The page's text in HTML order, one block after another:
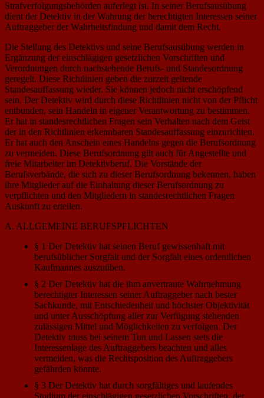
Strafverfolgungsbehörden auferlegt ist. In seiner Berufsausübung
dient der Detektiv in der Wahrung der berechtigten Interessen seiner
Auftraggeber der Wahrheitsfindung und damit dem Recht.
Die Stellung des Detektivs und seine Berufsausübung werden in
Ergänzung der einschlägigen gesetzlichen Vorschriften und
Verordnungen durch nachstehende Berufs- und Standesordnung
geregelt. Diese Richtlinien geben die zurzeit geltende
Standesauffassung wieder. Sie können jedoch nicht erschöpfend
sein. Der Detektiv wird durch diese Richtlinien nicht von der Pflicht
entbunden, sein Handeln in eigener Verantwortung zu bestimmen.
Er hat in standesrechtlichen Fragen sein Verhalten nach dem Geist
der in den Richtlinien erkennbaren Standesauffassung einzurichten.
Er hat auch den Anschein eines Handelns gegen die Berufsordnung
zu vermeiden. Diese Berufsordnung gilt auch für Angestellte und
freie Mitarbeiter im Detektivberuf. Die Vorstände der
Berufsverbände, die sich zu dieser Berufsordnung bekennen, haben
ihre Mitglieder auf die Einhaltung dieser Berufsordnung zu
verpflichten und den Mitgliedern in standesrechtlichen Fragen
Auskunft zu erteilen.
A. ALLGEMEINE BERUFSPFLICHTEN
§ 1 Der Detektiv hat seinen Beruf gewissenhaft mit
berufsüblicher Sorgfalt und der Sorgfalt eines ordentlichen
Kaufmannes auszuüben.
§ 2 Der Detektiv hat die ihm anvertraute Wahrnehmung
berechtigter Interessen seiner Auftraggeber nach bester
Sachkunde, mit Entschiedenheit und höchster Objektivität
und unter Ausschöpfung aller zur Verfügung stehenden
zulässigen Mittel und Möglichkeiten zu verfolgen. Der
Detektiv muss bei seinem Tun und Lassen stets die
Interessenlage des Auftraggebers beachten und alles
vermeiden, was die Rechtsposition des Auftraggebers
gefährden könnte.
§ 3 Der Detektiv hat durch sorgfältiges und laufendes
Studium der einschlägigen gesetzlichen Vorschriften, der